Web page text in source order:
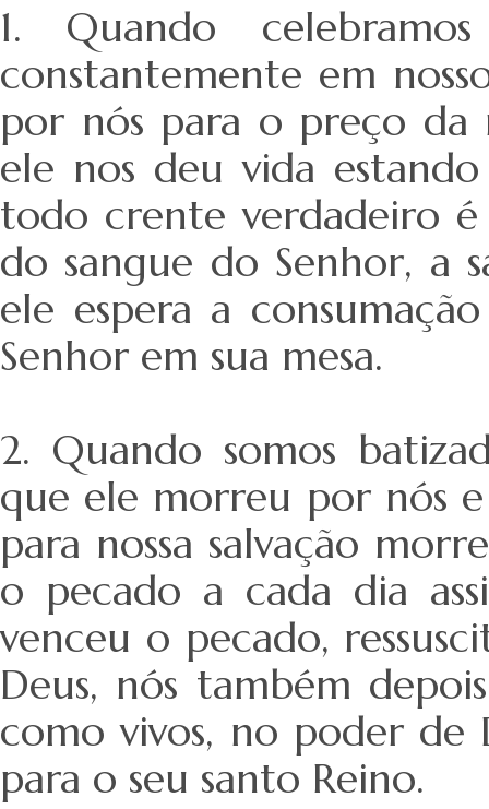
1. Quando
constantemente em
por nós para o preço da
ele nos deu vida
todo crente verdadeiro
do sangue do Senhor, a
ele espera a
Senhor em sua mesa.
2. Quando somos
que ele morreu por nós
para nossa salvação
o pecado a cada dia
venceu o pecado,
Deus, nós também
como vivos, no poder de
para o seu santo Reino.